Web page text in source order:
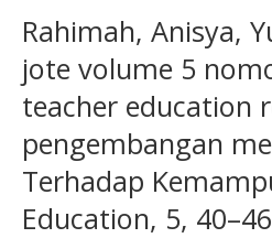
Rahimah, Anisya,
jote volume 5
teacher education
pengembangan
Terhadap
Education, 5,